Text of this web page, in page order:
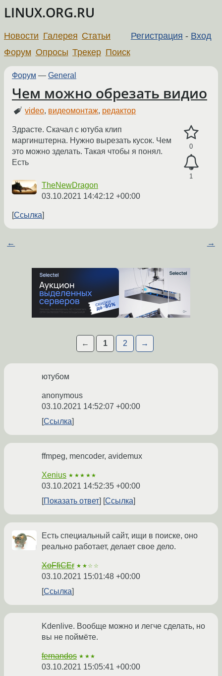
LINUX.ORG.RU
Регистрация - Вход
Новости Галерея Статьи
Форум Опросы Трекер Поиск
Форум — General
Чем можно обрезать видио
video, видеомонтаж, редактор
0
1
Здрасте. Скачал с ютуба клип
маргинштерна. Нужно вырезать кусок. Чем
это можно зделать. Такая чтобы я понял.
Есть
TheNewDragon
03.10.2021 14:42:12 +00:00
Ссылка
← →
← 1 2 →
ютубом
anonymous
03.10.2021 14:52:07 +00:00
Ссылка
ffmpeg, mencoder, avidemux
Xenius ★★★★★
03.10.2021 14:52:35 +00:00
Показать ответ
Ссылка
Есть специальный сайт, ищи в поиске, оно
реально работает, делает свое дело.
XoFfiCEr ★★☆☆
03.10.2021 15:01:48 +00:00
Ссылка
Kdenlive. Вообще можно и легче сделать, но
вы не поймёте.
fernandos ★★★
03.10.2021 15:05:41 +00:00